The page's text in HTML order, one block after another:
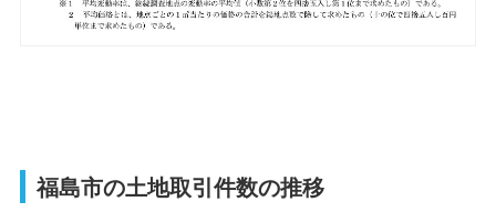
福島市の土地取引件数の推移